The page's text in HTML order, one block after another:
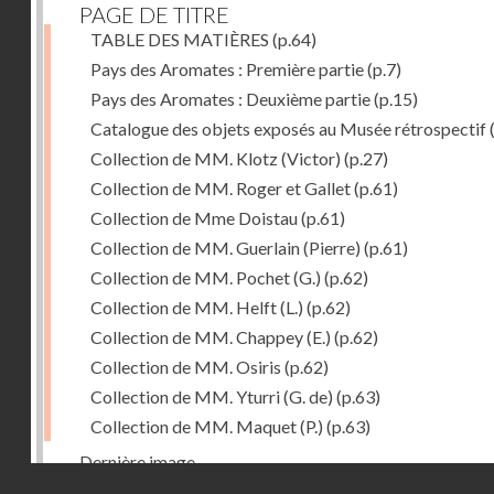
PAGE DE TITRE
TABLE DES MATIÈRES (p.64)
Pays des Aromates : Première partie(p.7)
Pays des Aromates : Deuxième partie(p.15)
Catalogue des objets exposés au Musée rétrospectif
Collection de MM. Klotz (Victor) (p.27)
Collection de MM. Roger et Gallet(p.61)
Collection de Mme Doistau(p.61)
Collection de MM. Guerlain (Pierre) (p.61)
Collection de MM. Pochet (G.) (p.62)
Collection de MM. Helft (L.) (p.62)
Collection de MM. Chappey (E.) (p.62)
Collection de MM. Osiris (p.62)
Collection de MM. Yturri (G. de) (p.63)
Collection de MM. Maquet (P.) (p.63)
Dernière image